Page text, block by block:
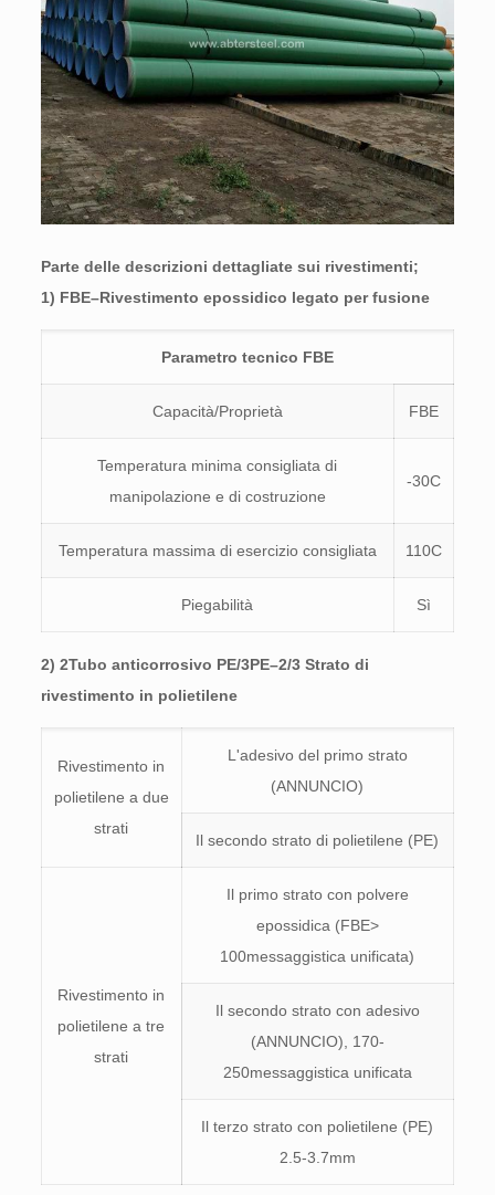
Parte delle descrizioni dettagliate sui rivestimenti;
1) FBE–Rivestimento epossidico legato per fusione
Parametro tecnico FBE
Capacità/Proprietà FBE
Temperatura minima consigliata di
manipolazione e di costruzione
-30C
Temperatura massima di esercizio consigliata 110C
Piegabilità Sì
2) 2Tubo anticorrosivo PE/3PE–2/3 Strato di
rivestimento in polietilene
Rivestimento in
polietilene a due
strati
L'adesivo del primo strato
(ANNUNCIO)
Il secondo strato di polietilene (PE)
Rivestimento in
polietilene a tre
strati
Il primo strato con polvere
epossidica (FBE>
100messaggistica unificata)
Il secondo strato con adesivo
(ANNUNCIO), 170-
250messaggistica unificata
Il terzo strato con polietilene (PE)
2.5-3.7mm